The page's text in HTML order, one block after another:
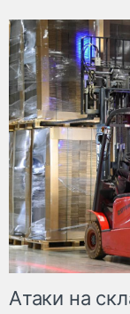
Атаки на